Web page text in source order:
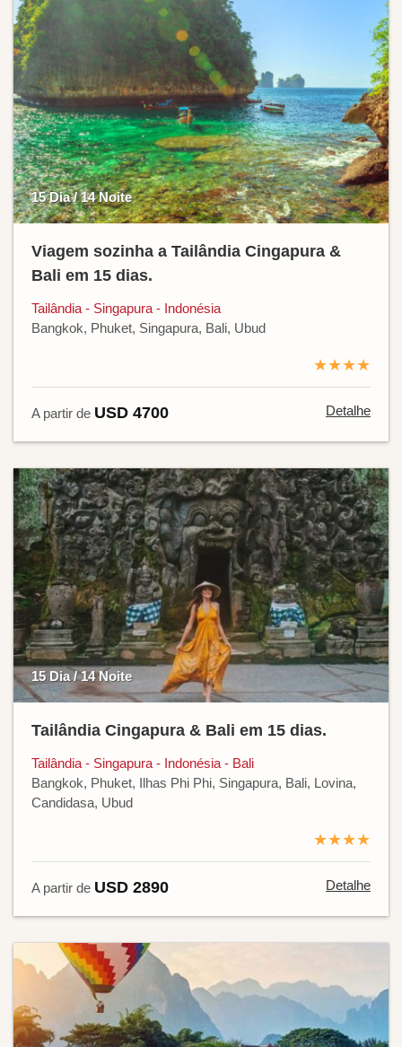
15 Dia / 14 Noite
Viagem sozinha a Tailândia Cingapura &
Bali em 15 dias.
Tailândia - Singapura - Indonésia
Bangkok, Phuket, Singapura, Bali, Ubud
★★★★
A partir de USD 4700 Detalhe
15 Dia / 14 Noite
Tailândia Cingapura & Bali em 15 dias.
Tailândia - Singapura - Indonésia - Bali
Bangkok, Phuket, Ilhas Phi Phi, Singapura, Bali, Lovina,
Candidasa, Ubud
★★★★
A partir de USD 2890 Detalhe